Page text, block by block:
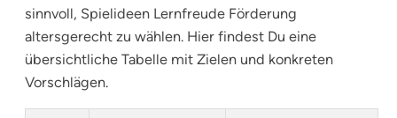
sinnvoll, Spielideen Lernfreude Förderung
altersgerecht zu wählen. Hier findest Du eine
übersichtliche Tabelle mit Zielen und konkreten
Vorschlägen.